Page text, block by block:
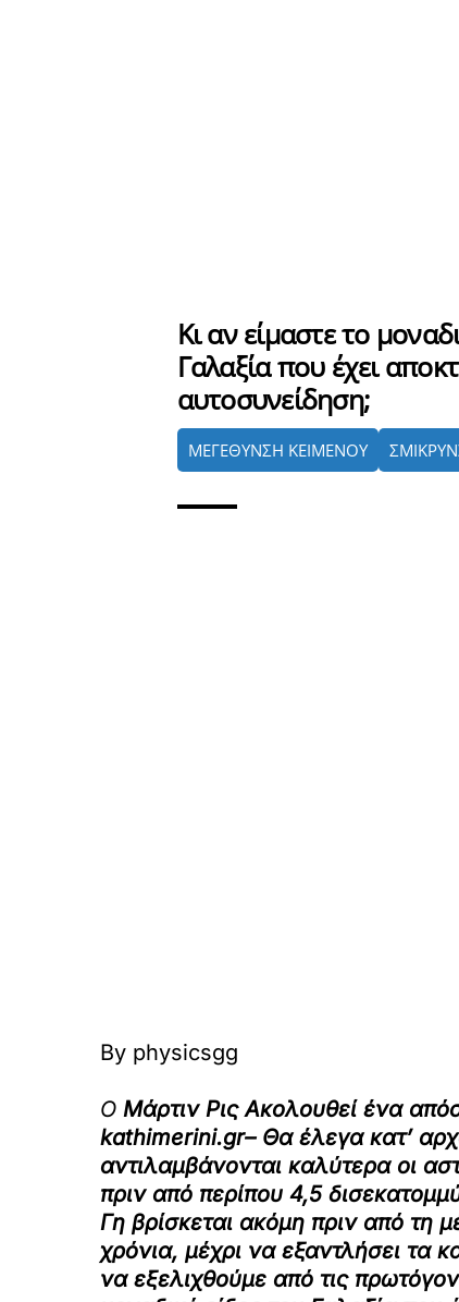
Κι αν είμαστε το
Γαλαξία που έχει
αυτοσυνείδηση;
ΜΕΓΕΘΥΝΣΗ ΚΕΙΜΕΝΟΥ
By physicsgg
Ο Μάρτιν Ρις Ακολουθεί ένα
kathimerini.gr– Θα έλεγα κατ’
αντιλαμβάνονται καλύτερα οι
πριν από περίπου 4,5
Γη βρίσκεται ακόμη πριν από τη
χρόνια, μέχρι να εξαντλήσει τα
να εξελιχθούμε από τις